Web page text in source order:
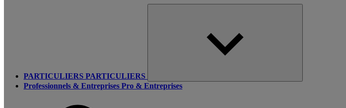
PARTICULIERS PARTICULIERS
Professionnels & Entreprises Pro & Entreprises